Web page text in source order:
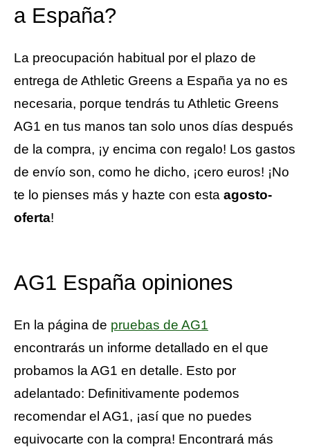
a España?
La preocupación habitual por el plazo de
entrega de Athletic Greens a España ya no es
necesaria, porque tendrás tu Athletic Greens
AG1 en tus manos tan solo unos días después
de la compra, ¡y encima con regalo! Los gastos
de envío son, como he dicho, ¡cero euros! ¡No
te lo pienses más y hazte con esta agosto-
oferta!
AG1 España opiniones
En la página de pruebas de AG1
encontrarás un informe detallado en el que
probamos la AG1 en detalle. Esto por
adelantado: Definitivamente podemos
recomendar el AG1, ¡así que no puedes
equivocarte con la compra! Encontrará más